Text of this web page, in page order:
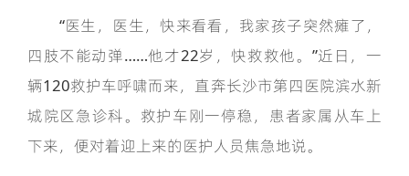
“医生，医生，快来看看，我家孩子突然瘫了，
四肢不能动弹……他才22岁，快救救他。”近日，一
辆120救护车呼啸而来，直奔长沙市第四医院滨水新
城院区急诊科。救护车刚一停稳，患者家属从车上
下来，便对着迎上来的医护人员焦急地说。